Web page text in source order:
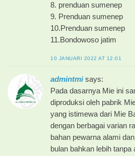
8. prenduan sumenep
9. Prenduan sumenep
10.Prenduan sumenep
11.Bondowoso jatim
10 JANUARI 2022 AT 12:01
admintmi says:
Pada dasarnya Mie ini
diproduksi oleh pabrik
yang istimewa dari Mie
dengan berbagai varian
bahan pewarna alami
bulan bahkan lebih